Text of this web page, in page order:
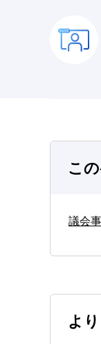
こ
議会
よ